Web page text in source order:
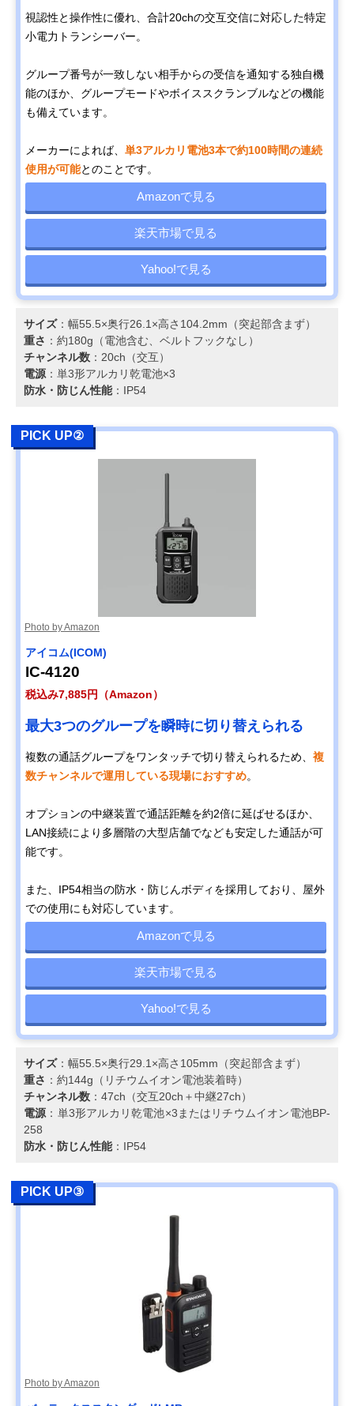
視認性と操作性に優れ、合計20chの交互交信に対応した特定
小電力トランシーバー。
グループ番号が一致しない相手からの受信を通知する独自機
能のほか、グループモードやボイススクランブルなどの機能
も備えています。
メーカーによれば、 単3アルカリ電池3本で約100時間の連続
使用が可能とのことです。
Amazonで見る
楽天市場で見る
Yahoo!で見る
サイズ：幅55.5×奥行26.1×高さ104.2mm（突起部含まず）
重さ ：約180g（電池含む、ベルトフックなし）
チャンネル数 ：20ch（交互）
電源 ：単3形アルカリ乾電池×3
防水・防じん性能：IP54
PICK UP②
Photo by Amazon
アイコム(ICOM)
IC-4120
税込み7,885円（Amazon）
最大3つのグループを瞬時に切り替えられる
複数の通話グループをワンタッチで切り替えられるため、 複
数チャンネルで運用している現場におすすめ。
オプションの中継装置で通話距離を約2倍に延ばせるほか、
LAN接続により多層階の大型店舗でなども安定した通話が可
能です。
また、IP54相当の防水・防じんボディを採用しており、屋外
での使用にも対応しています。
Amazonで見る
楽天市場で見る
Yahoo!で見る
サイズ：幅55.5×奥行29.1×高さ105mm（突起部含まず）
重さ ：約144g（リチウムイオン電池装着時）
チャンネル数 ：47ch（交互20ch＋中継27ch）
電源 ：単3形アルカリ乾電池×3またはリチウムイオン電池BP-
258
防水・防じん性能：IP54
PICK UP③
Photo by Amazon